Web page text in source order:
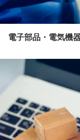
電子部品・電気機